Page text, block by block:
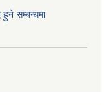
सम्बन्धमा